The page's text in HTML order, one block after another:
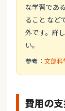
な学習であ
ること など
外です。詳
い。
参考： 文部科
費用の